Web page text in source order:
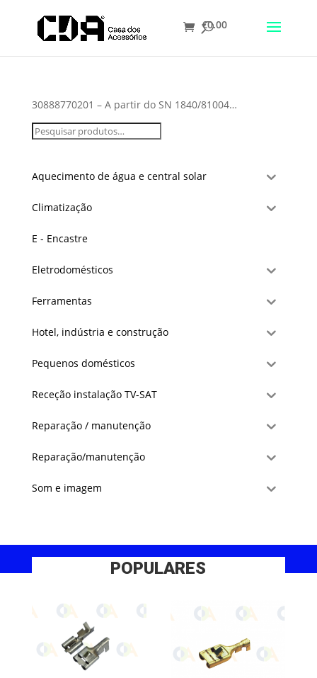
Translate
€0.00
30888770201 – A partir do SN 1840/81004…
Aquecimento de água e central solar
Climatização
E - Encastre
Eletrodomésticos
Ferramentas
Hotel, indústria e construção
Pequenos domésticos
Receção instalação TV-SAT
Reparação / manutenção
Reparação/manutenção
Som e imagem
POPULARES